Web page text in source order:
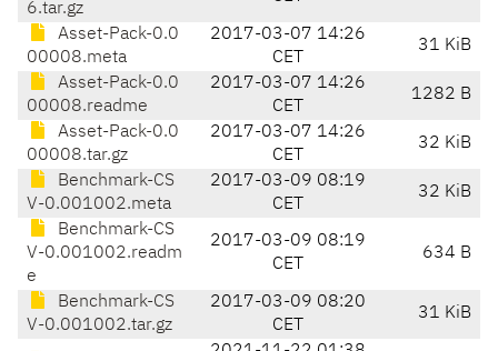
6.tar.gz
Asset-Pack-0.0
00008.meta
2017-03-07 14:26
CET
31 KiB
Asset-Pack-0.0
00008.readme
2017-03-07 14:26
CET
1282 B
Asset-Pack-0.0
00008.tar.gz
2017-03-07 14:26
CET
32 KiB
Benchmark-CS
V-0.001002.meta
2017-03-09 08:19
CET
32 KiB
Benchmark-CS
V-0.001002.readm
e
2017-03-09 08:19
CET
634 B
Benchmark-CS
V-0.001002.tar.gz
2017-03-09 08:20
CET
31 KiB